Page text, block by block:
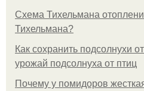
Схема Тихельмана
Тихельмана?
Как сохранить подсолнухи
урожай подсолнуха от птиц
Почему у помидоров